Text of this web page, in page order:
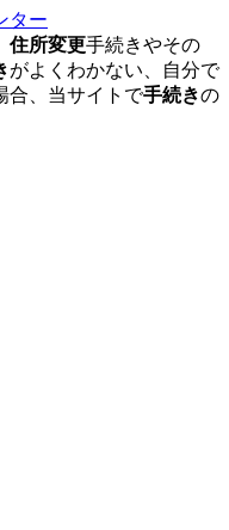
ター
住所変更手続きやその
がよくわかない、自分で
合、当サイトで手続きの